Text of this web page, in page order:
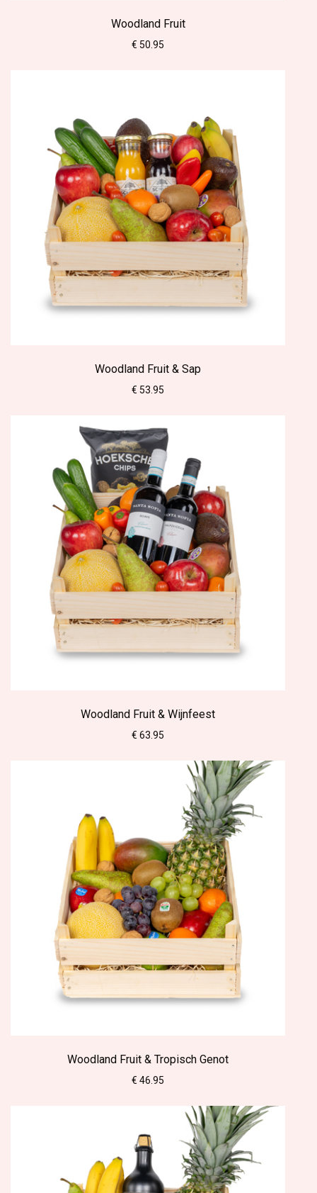
Woodland Fruit
€ 50.95
Woodland Fruit & Sap
€ 53.95
Woodland Fruit & Wijnfeest
€ 63.95
Woodland Fruit & Tropisch Genot
€ 46.95